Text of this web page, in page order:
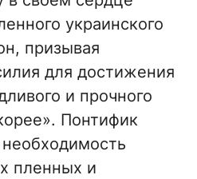
украинского
призывая
для достижения
и прочного
Понтифик
пленных и